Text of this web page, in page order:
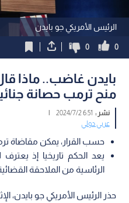
الرئيس الأمريكي جو بايدن
0
0
بايدن غاضب.. ماذا
منح ترمب حصانة
نشر : 6:51 2024/7/2
|
عربي دولي
حسب القرار، يمكن مقاضاة
يعد الحكم تاريخيا إذ
الرئاسية من الملاحقة
حذر الرئيس الأمريكي جو بايدن،